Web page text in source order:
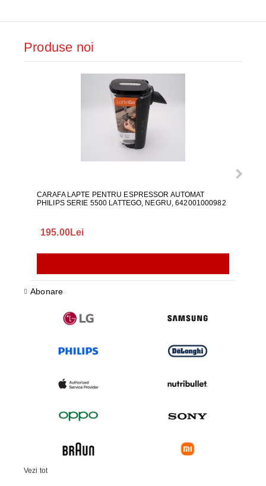
Produse noi
CARAFA LAPTE PENTRU ESPRESSOR AUTOMAT
PHILIPS SERIE 5500 LATTEGO, NEGRU, 642001000982
195.00Lei
Abonare
Vezi tot